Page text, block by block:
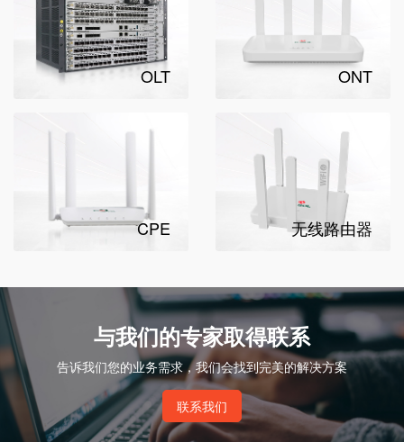
OLT ONT
CPE 无线路由器
与我们的专家取得联系
告诉我们您的业务需求，我们会找到完美的解决方案
联系我们